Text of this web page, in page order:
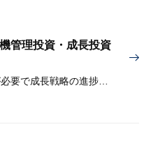
管理投資・成長投資